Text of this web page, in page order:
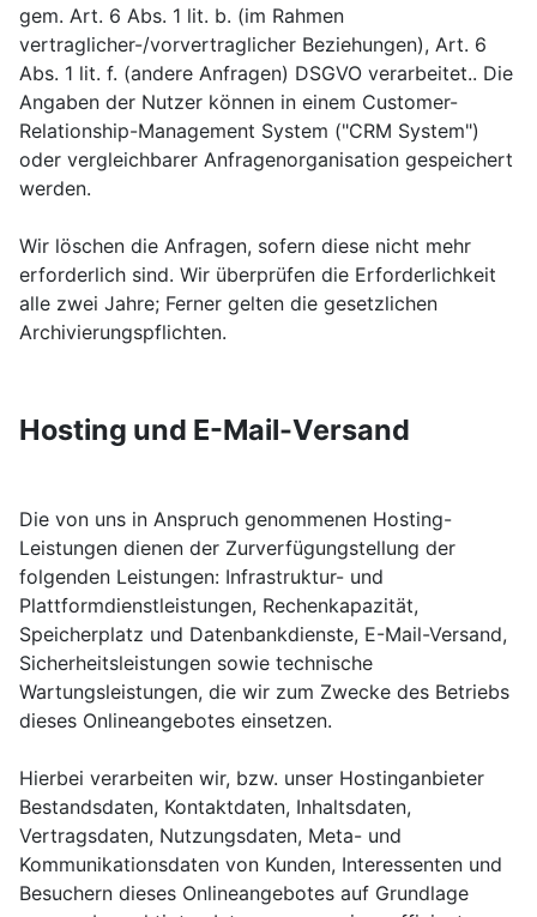
gem. Art. 6 Abs. 1 lit. b. (im Rahmen
vertraglicher-/vorvertraglicher Beziehungen), Art. 6
Abs. 1 lit. f. (andere Anfragen) DSGVO verarbeitet.. Die
Angaben der Nutzer können in einem Customer-
Relationship-Management System ("CRM System")
oder vergleichbarer Anfragenorganisation gespeichert
werden.
Wir löschen die Anfragen, sofern diese nicht mehr
erforderlich sind. Wir überprüfen die Erforderlichkeit
alle zwei Jahre; Ferner gelten die gesetzlichen
Archivierungspflichten.
Hosting und E-Mail-Versand
Die von uns in Anspruch genommenen Hosting-
Leistungen dienen der Zurverfügungstellung der
folgenden Leistungen: Infrastruktur- und
Plattformdienstleistungen, Rechenkapazität,
Speicherplatz und Datenbankdienste, E-Mail-Versand,
Sicherheitsleistungen sowie technische
Wartungsleistungen, die wir zum Zwecke des Betriebs
dieses Onlineangebotes einsetzen.
Hierbei verarbeiten wir, bzw. unser Hostinganbieter
Bestandsdaten, Kontaktdaten, Inhaltsdaten,
Vertragsdaten, Nutzungsdaten, Meta- und
Kommunikationsdaten von Kunden, Interessenten und
Besuchern dieses Onlineangebotes auf Grundlage